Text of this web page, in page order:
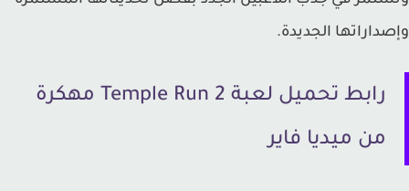
الجديدة.
رابط تحميل لعبة Temple Run 2 مهكرة
من ميديا فاير